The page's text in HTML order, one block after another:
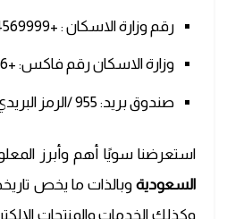
رقم وزارة الاسكان : +966114569999
وزارة الاسكان رقم فاكس: +966114563196
صندوق بريد: 955 /الرمز البريدي 11136
استعرضنا سويًا أهم وأبرز
السعودية وبالذات ما يخص
وكذلك الخدمات والمنتجات